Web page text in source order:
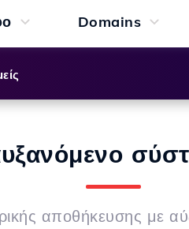
Domains
αποθήκευσης με